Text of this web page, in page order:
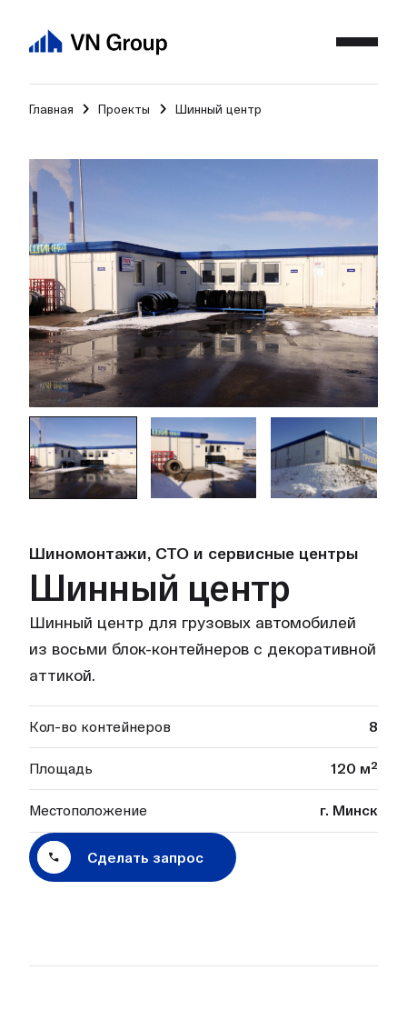
Главная Проекты Шинный центр
Шиномонтажи, СТО и сервисные центры
Шинный центр
Шинный центр для грузовых автомобилей
из восьми блок-контейнеров с декоративной
аттикой.
Кол-во контейнеров 8
Площадь 120 м²
Местоположение г. Минск
Сделать запрос